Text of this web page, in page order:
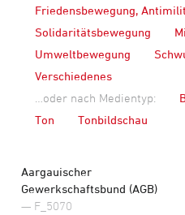
Friedensbewegung,
Solidaritätsbewegung
Umweltbewegung
Verschiedenes
…oder nach Medientyp:
Ton
Tonbildschau
Aargauischer
Gewerkschaftsbund (AGB)
— F_5070